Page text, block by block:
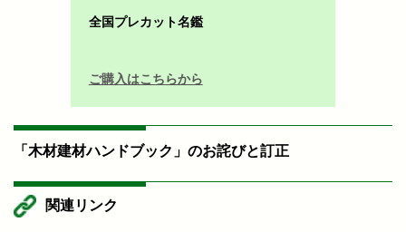
全国プレカット名鑑
ご購入はこちらから
「木材建材ハンドブック」のお詫びと訂正
関連リンク